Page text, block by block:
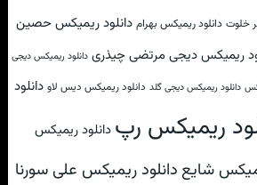
خلوت دانلود ریمیکس بهرام دانلود ریمیکس حصین
ریمیکس دیجی مرتضی چیذری دانلود ریمیکس دیجی
دانلود ریمیکس دیجی گلد دانلود ریمیکس دیس لاو دانلود
ریمیکس رپ دانلود ریمیکس
شایع دانلود ریمیکس علی سورنا